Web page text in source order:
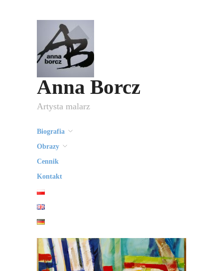
Anna Borcz
Artysta malarz
Biografia
Obrazy
Cennik
Kontakt